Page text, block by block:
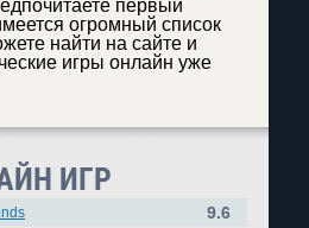
первый
огромный список
найти на сайте и
игры онлайн уже
ИГР
9.6